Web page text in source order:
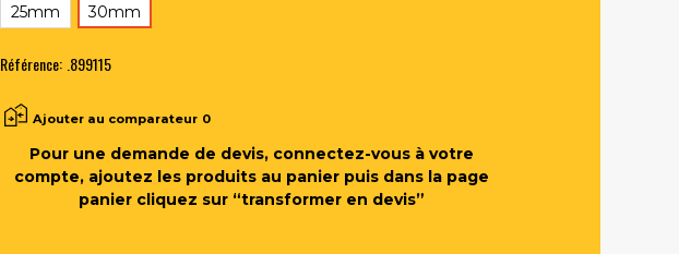
25mm 30mm
Référence: .899115
Ajouter au comparateur 0
Pour une demande de devis, connectez-vous à votre
compte, ajoutez les produits au panier puis dans la page
panier cliquez sur “transformer en devis”